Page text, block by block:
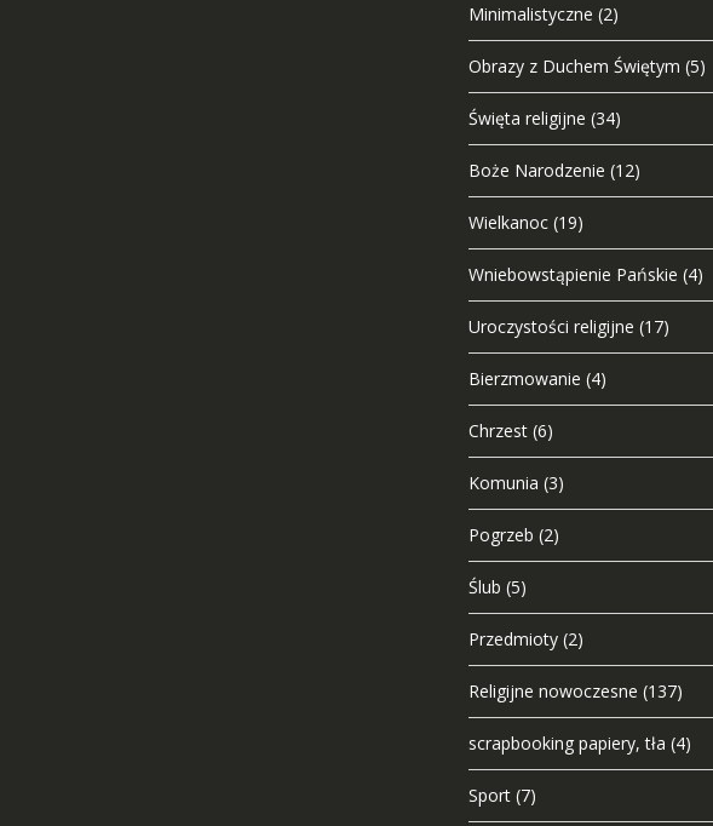
Minimalistyczne (2)
Obrazy z Duchem Świętym (5)
Święta religijne (34)
Boże Narodzenie (12)
Wielkanoc (19)
Wniebowstąpienie Pańskie (4)
Uroczystości religijne (17)
Bierzmowanie (4)
Chrzest (6)
Komunia (3)
Pogrzeb (2)
Ślub (5)
Przedmioty (2)
Religijne nowoczesne (137)
scrapbooking papiery, tła (4)
Sport (7)